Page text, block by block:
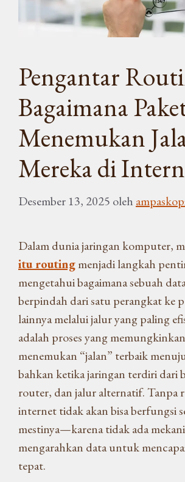
Pengantar
Bagaimana
Menemukan
Mereka di
Desember 13, 2025 oleh
Dalam dunia jaringan komputer,
itu routingmenjadi langkah
mengetahui bagaimana sebuah
berpindah dari satu perangkat ke
lainnya melalui jalur yang paling
adalah proses yang
menemukan “jalan” terbaik
bahkan ketika jaringan terdiri dari
router, dan jalur alternatif. Tanpa
internet tidak akan bisa berfungsi
mestinya—karena tidak ada
mengarahkan data untuk
tepat.